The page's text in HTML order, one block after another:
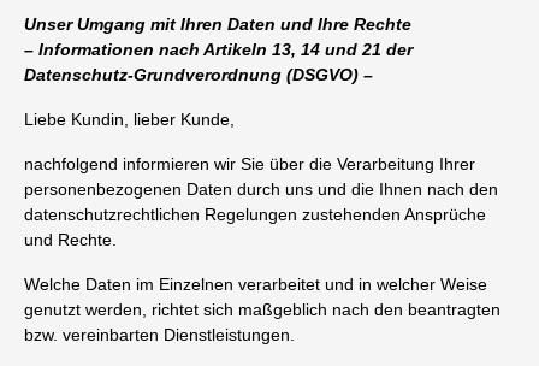
Unser Umgang mit Ihren Daten und Ihre Rechte
– Informationen nach Artikeln 13, 14 und 21 der
Datenschutz-Grundverordnung (DSGVO) –
Liebe Kundin, lieber Kunde,
nachfolgend informieren wir Sie über die Verarbeitung Ihrer
personenbezogenen Daten durch uns und die Ihnen nach den
datenschutzrechtlichen Regelungen zustehenden Ansprüche
und Rechte.
Welche Daten im Einzelnen verarbeitet und in welcher Weise
genutzt werden, richtet sich maßgeblich nach den beantragten
bzw. vereinbarten Dienstleistungen.